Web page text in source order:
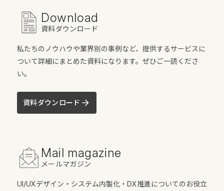
Download
資料ダウンロード
私たちのノウハウや業界別の事例など、提供するサービスに
ついて詳細にまとめた資料になります。ぜひご一読くださ
い。
資料ダウンロード
Mail magazine
メールマガジン
UI/UXデザイン・システム内製化・DX推進についてのお役立